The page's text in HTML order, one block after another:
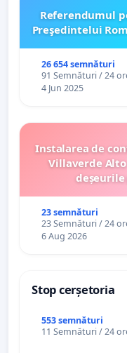
Referendumul
Preşedintelui
26 654 semnături
91 Semnături / 24
4 Jun 2025
Instalarea de
Villaverde
deșeurile
23 semnături
23 Semnături / 24
6 Aug 2026
Stop cerșetoria
553 semnături
11 Semnături / 24